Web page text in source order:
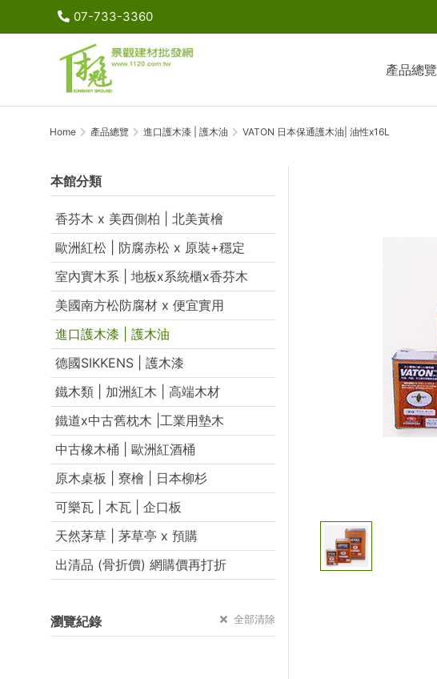
07-733-3360
產品總覽
Home 產品總覽 進口護木漆 | 護木油 VATON 日本保通護木油| 油性x16L
本館分類
香芬木 x 美西側柏 | 北美黃檜
歐洲紅松 | 防腐赤松 x 原裝+穩定
室內實木系 | 地板x系統櫃x香芬木
美國南方松防腐材 x 便宜實用
進口護木漆 | 護木油
德國SIKKENS | 護木漆
鐵木類 | 加洲紅木 | 高端木材
鐵道x中古舊枕木 |工業用墊木
中古橡木桶 | 歐洲紅酒桶
原木桌板 | 寮檜 | 日本柳杉
可樂瓦 | 木瓦 | 企口板
天然茅草 | 茅草亭 x 預購
出清品 (骨折價) 網購價再打折
瀏覽紀錄 全部清除